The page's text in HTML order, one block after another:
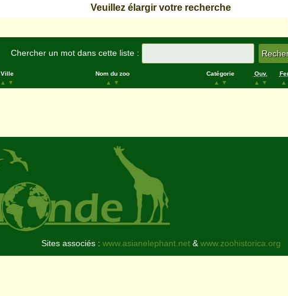
Veuillez élargir votre recherche
Chercher un mot dans cette liste :
Ville
▲
▼
Nom du zoo
▲
▼
Catégorie
▲
▼
Ouv.
▲
▼
▲
Sites associés : www.asianelephant.net&www.zoohistorica.org